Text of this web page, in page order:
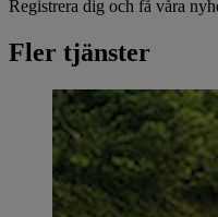
Registrera dig och få våra
Fler tjänster